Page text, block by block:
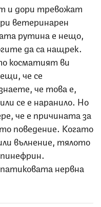
и дори тревожат
ветеринарен
рутина е нещо,
да са нащрек.
косматият ви
че се
че това е,
се е наранило. Но
че е причината за
поведение. Когато
вълнение, тялото
нервна